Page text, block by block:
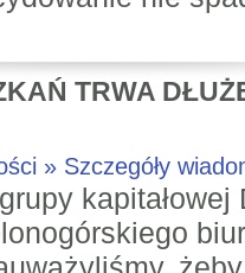
TRWA
» Szczegóły